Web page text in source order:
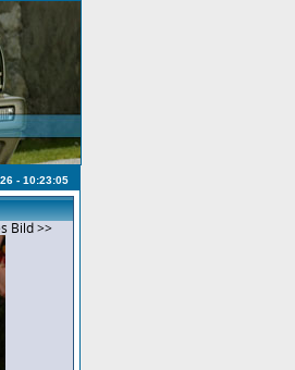
- 10:23:05
Bild >>